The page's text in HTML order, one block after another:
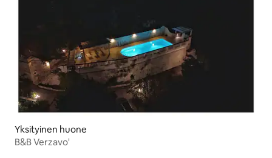
Yksityinen huone
B&B Verzavo'